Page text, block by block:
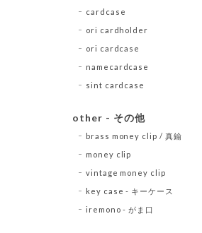
cardcase
ori cardholder
ori cardcase
namecardcase
sint cardcase
other - その他
brass money clip / 真鍮
money clip
vintage money clip
key case - キーケース
iremono - がま口